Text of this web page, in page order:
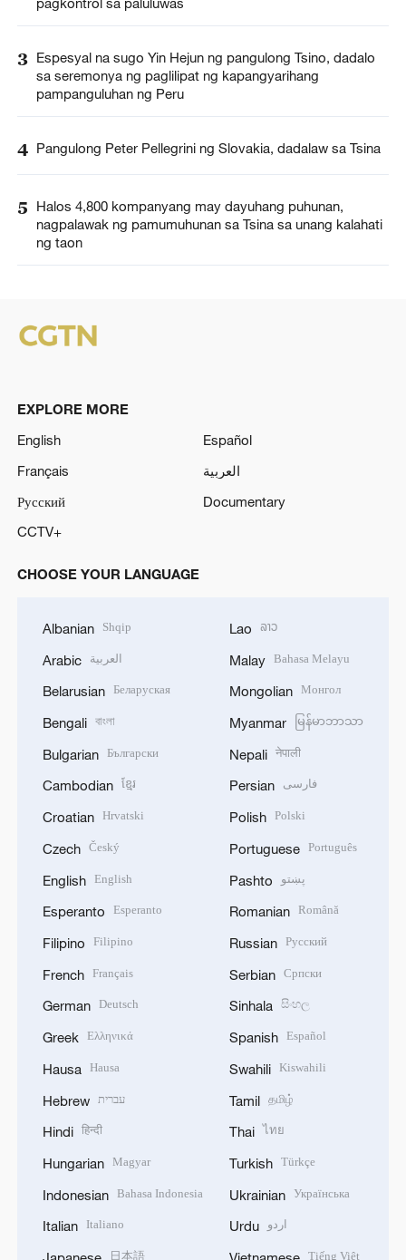
3 Espesyal na sugo Yin Hejun ng pangulong Tsino, dadalo
sa seremonya ng paglilipat ng kapangyarihang
pampanguluhan ng Peru
4 Pangulong Peter Pellegrini ng Slovakia, dadalaw sa Tsina
5
Halos 4,800 kompanyang may dayuhang puhunan,
nagpalawak ng pamumuhunan sa Tsina sa unang kalahati
ng taon
EXPLORE MORE
English
Español
Français
العربية
Русский
Documentary
CCTV+
CHOOSE YOUR LANGUAGE
Albanian Shqip
Arabic العربية
Belarusian Беларуская
Bengali বাংলা
Bulgarian Български
Cambodian ខ្មែរ
Croatian Hrvatski
Czech Český
English English
Esperanto Esperanto
Filipino Filipino
French Français
German Deutsch
Greek Ελληνικά
Hausa Hausa
Hebrew עברית
Hindi हिन्दी
Hungarian Magyar
Indonesian Bahasa Indonesia
Italian Italiano
日本語
Lao ລາວ
Malay Bahasa Melayu
Mongolian Монгол
Myanmar မြန်မာဘာသာ
Nepali नेपाली
Persian فارسی
Polish Polski
Portuguese Português
Pashto پښتو
Romanian Română
Russian Русский
Serbian Српски
Sinhala සිංහල
Spanish Español
Swahili Kiswahili
Tamil தமிழ்
Thai ไทย
Turkish Türkçe
Ukrainian Українська
Urdu اردو
Tiếng Việt